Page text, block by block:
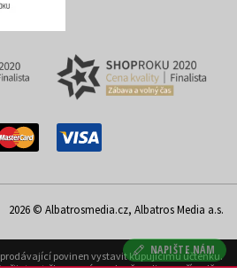
NAPIŠTE NÁM
2026 © Albatrosmedia.cz, Albatros Media a.s.
prodávající povinen vystavit kupujícímu účtenku.
tržbu u správce daně on-line; v případě